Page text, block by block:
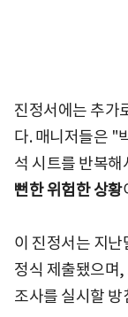
진정서에는 추가
다. 매니저들은 "
석 시트를 반복
뻔한 위험한 상황
이 진정서는 지
정식 제출됐으며
조사를 실시할